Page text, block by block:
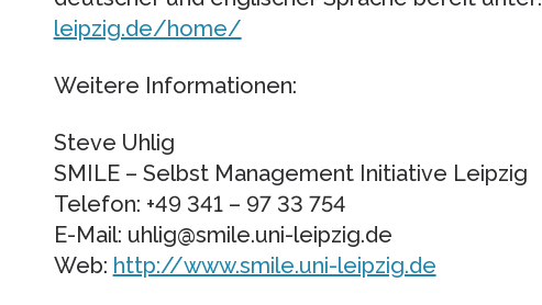
leipzig.de/home/
Weitere Informationen:
Steve Uhlig
SMILE – Selbst Management Initiative Leipzig
Telefon: +49 341 – 97 33 754
E-Mail: uhlig@smile.uni-leipzig.de
Web: http://www.smile.uni-leipzig.de